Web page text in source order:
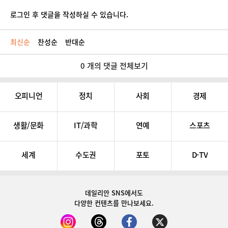
로그인 후 댓글을 작성하실 수 있습니다.
최신순 찬성순 반대순
0 개의 댓글 전체보기
오피니언 정치 사회 경제
생활/문화 IT/과학 연예 스포츠
세계 수도권 포토 D-TV
데일리안 SNS에서도
다양한 컨텐츠를 만나보세요.